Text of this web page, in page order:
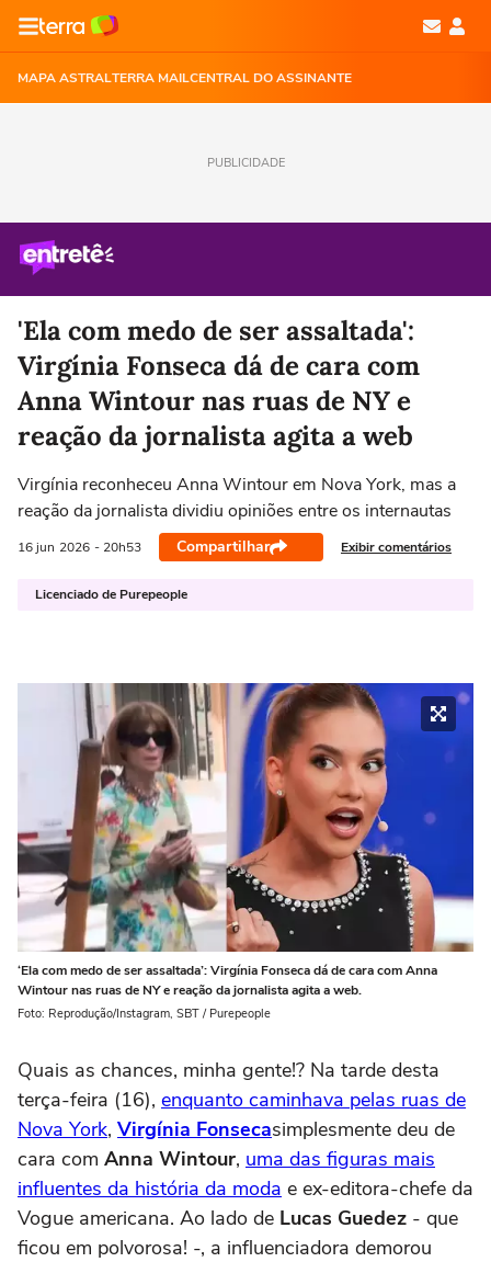
MAPA ASTRALTERRA MAILCENTRAL DO ASSINANTE
PUBLICIDADE
'Ela com medo de ser assaltada':
Virgínia Fonseca dá de cara com
Anna Wintour nas ruas de NY e
reação da jornalista agita a web
Virgínia reconheceu Anna Wintour em Nova York, mas a
reação da jornalista dividiu opiniões entre os internautas
16 jun 2026 - 20h53 Compartilhar Exibir comentários
Licenciado de Purepeople
‘Ela com medo de ser assaltada’: Virgínia Fonseca dá de cara com Anna
Wintour nas ruas de NY e reação da jornalista agita a web.
Foto: Reprodução/Instagram, SBT / Purepeople
Quais as chances, minha gente!? Na tarde desta
terça-feira (16), enquanto caminhava pelas ruas de
Nova York, Virgínia Fonsecasimplesmente deu de
cara com Anna Wintour, uma das figuras mais
influentes da história da moda e ex-editora-chefe da
Vogue americana. Ao lado de Lucas Guedez - que
ficou em polvorosa! -, a influenciadora demorou